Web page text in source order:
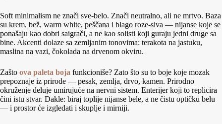
Soft minimalism ne znači sve-belo. Znači neutralno, ali ne mrtvo. Baza
su krem, bež, warm white, peščana i blago roze-siva — nijanse koje se
ponašaju kao dobri saigrači, a ne kao solisti koji guraju jedni druge sa
bine. Akcenti dolaze sa zemljanim tonovima: terakota na jastuku,
maslina na vazi, čokolada na drvenom okviru.
Zašto ova paleta boja funkcioniše? Zato što su to boje koje mozak
prepoznaje iz prirode — pesak, zemlja, drvo, kamen. Prirodno
okruženje deluje umirujuće na nervni sistem. Enterijer koji to replicira
čini istu stvar. Dakle: biraj toplije nijanse bele, a ne čistu optičku belu
— i prostor će izgledati i skuplje i mirniji.